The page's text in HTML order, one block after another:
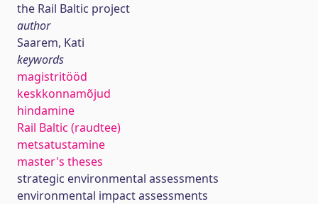
the Rail Baltic project
author
Saarem, Kati
keywords
magistritööd
keskkonnamõjud
hindamine
Rail Baltic (raudtee)
metsatustamine
master's theses
strategic environmental assessments
environmental impact assessments